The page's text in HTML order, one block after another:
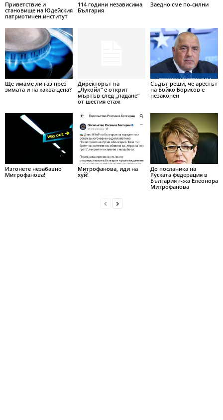
Приветствие и
становище на Юдейския
патриотичен институт
114 години независима
България
Заедно сме по-силни
Ще имаме ли газ през
зимата и на каква цена?
Директорът на
„Лукойл“ е открит
мъртъв след „падане“
от шестия етаж
Съдът реши, че арестът
на Бойко Борисов е
незаконен
Изгонете незабавно
Митрофанова!
Митрофанова, иди на
хуй!
До посланика на
Руската федерация в
България г-жа Елеонора
Митрофанова